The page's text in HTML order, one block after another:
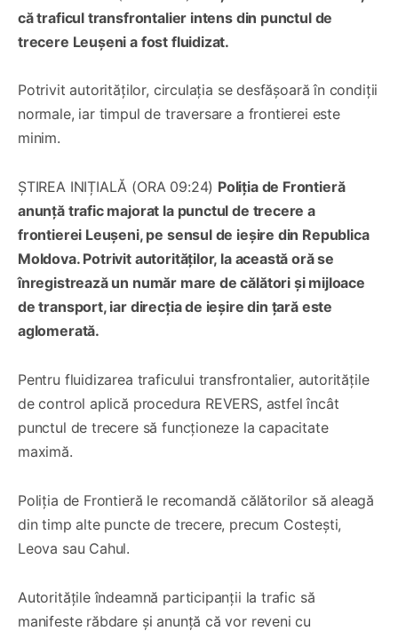
că traficul transfrontalier intens din punctul de
trecere Leușeni a fost fluidizat.
Potrivit autorităților, circulația se desfășoară în condiții
normale, iar timpul de traversare a frontierei este
minim.
ȘTIREA INIȚIALĂ (ORA 09:24) Poliția de Frontieră
anunță trafic majorat la punctul de trecere a
frontierei Leușeni, pe sensul de ieșire din Republica
Moldova. Potrivit autorităților, la această oră se
înregistrează un număr mare de călători și mijloace
de transport, iar direcția de ieșire din țară este
aglomerată.
Pentru fluidizarea traficului transfrontalier, autoritățile
de control aplică procedura REVERS, astfel încât
punctul de trecere să funcționeze la capacitate
maximă.
Poliția de Frontieră le recomandă călătorilor să aleagă
din timp alte puncte de trecere, precum Costești,
Leova sau Cahul.
Autoritățile îndeamnă participanții la trafic să
manifeste răbdare și anunță că vor reveni cu